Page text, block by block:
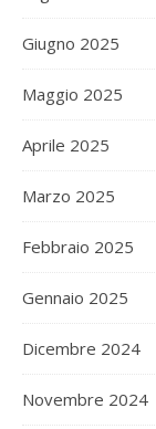
Giugno 2025
Maggio 2025
Aprile 2025
Marzo 2025
Febbraio 2025
Gennaio 2025
Dicembre 2024
Novembre 2024